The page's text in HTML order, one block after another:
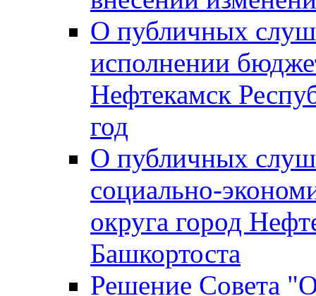
О публичных
исполнении
Нефтекамск
год
О публичных
социально-
округа город
Башкортоста
Решение Совета